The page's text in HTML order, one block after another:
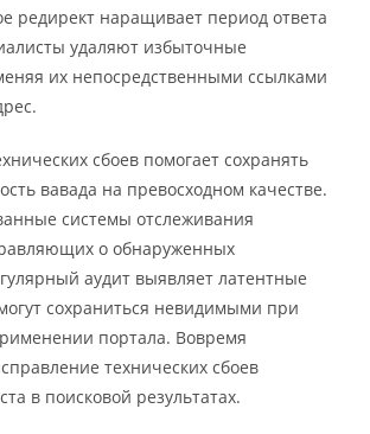
редирект наращивает период ответа
удаляют избыточные
их непосредственными ссылками
сбоев помогает сохранять
вавада на превосходном качестве.
системы отслеживания
о обнаруженных
аудит выявляет латентные
сохраниться невидимыми при
портала. Вовремя
технических сбоев
в поисковой результатах.